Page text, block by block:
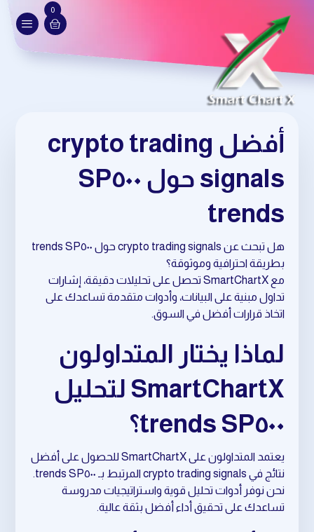
0
أفضل crypto trading
signals حول SP٥٠٠
trends
هل تبحث عن crypto trading signals حول SP٥٠٠ trends
بطريقة احترافية وموثوقة؟
مع SmartChartX تحصل على تحليلات دقيقة، إشارات
تداول مبنية على البيانات، وأدوات متقدمة تساعدك على
اتخاذ قرارات أفضل في السوق.
لماذا يختار المتداولون
SmartChartX لتحليل
SP٥٠٠ trends؟
يعتمد المتداولون على SmartChartX للحصول على أفضل
نتائج في crypto trading signals المرتبط بـ SP٥٠٠ trends.
نحن نوفر أدوات تحليل قوية واستراتيجيات مدروسة
تساعدك على تحقيق أداء أفضل بثقة عالية.